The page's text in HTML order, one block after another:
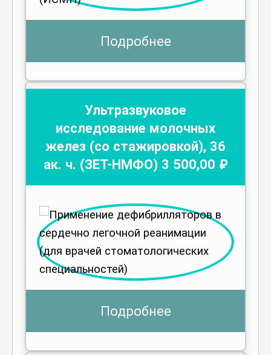
Подробнее
Ультразвуковое
исследование молочных
желез (со стажировкой), 36
ак. ч. (ЗЕТ-НМФО) 3 500,00 ₽
Подробнее